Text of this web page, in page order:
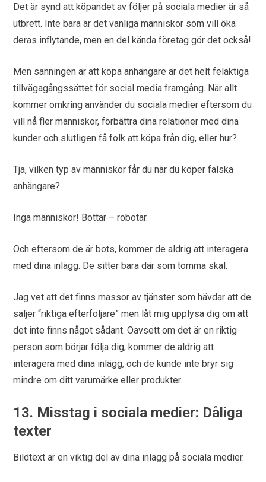
Det är synd att köpandet av följer på sociala medier är så
utbrett. Inte bara är det vanliga människor som vill öka
deras inflytande, men en del kända företag gör det också!
Men sanningen är att köpa anhängare är det helt felaktiga
tillvägagångssättet för social media framgång. När allt
kommer omkring använder du sociala medier eftersom du
vill nå fler människor, förbättra dina relationer med dina
kunder och slutligen få folk att köpa från dig, eller hur?
Tja, vilken typ av människor får du när du köper falska
anhängare?
Inga människor! Bottar – robotar.
Och eftersom de är bots, kommer de aldrig att interagera
med dina inlägg. De sitter bara där som tomma skal.
Jag vet att det finns massor av tjänster som hävdar att de
säljer “riktiga efterföljare” men låt mig upplysa dig om att
det inte finns något sådant. Oavsett om det är en riktig
person som börjar följa dig, kommer de aldrig att
interagera med dina inlägg, och de kunde inte bryr sig
mindre om ditt varumärke eller produkter.
13. Misstag i sociala medier: Dåliga
texter
Bildtext är en viktig del av dina inlägg på sociala medier.